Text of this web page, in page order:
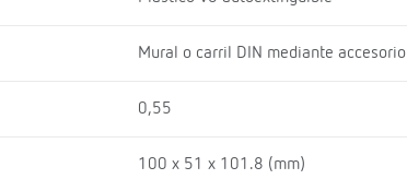
Mural o carril DIN mediante accesorio
0,55
100 x 51 x 101.8 (mm)